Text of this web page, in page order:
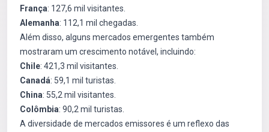
França: 127,6 mil visitantes.
Alemanha: 112,1 mil chegadas.
Além disso, alguns mercados emergentes também
mostraram um crescimento notável, incluindo:
Chile: 421,3 mil visitantes.
Canadá: 59,1 mil turistas.
China: 55,2 mil visitantes.
Colômbia: 90,2 mil turistas.
A diversidade de mercados emissores é um reflexo das